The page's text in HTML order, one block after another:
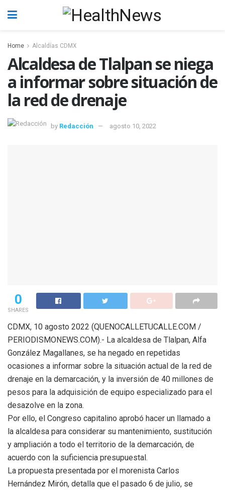
Home Alcaldías CDMX
Alcaldesa de Tlalpan se niega
a informar sobre situación de
la red de drenaje
by Redacción agosto 10, 2022
0
SHARES
CDMX, 10 agosto 2022 (QUENOCALLETUCALLE.COM /
PERIODISMONEWS.COM).- La alcaldesa de Tlalpan, Alfa
González Magallanes, se ha negado en repetidas
ocasiones a informar sobre la situación actual de la red de
drenaje en la demarcación, y la inversión de 40 millones de
pesos para la adquisición de equipo especializado para el
desazolve en la zona.
Por ello, el Congreso capitalino aprobó hacer un llamado a
la alcaldesa para considerar su mantenimiento, sustitución
y ampliación a todo el territorio de la demarcación, de
acuerdo con la suficiencia presupuestal.
La propuesta presentada por el morenista Carlos
Hernández Mirón, detalla que el pasado 6 de julio, se